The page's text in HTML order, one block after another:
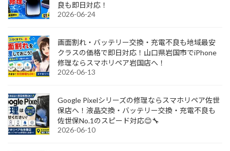
良も即日対応！
2026-06-24
画面割れ・バッテリー交換・充電不良も地域最安
クラスの価格で即日対応！山口県岩国市でiPhone
修理ならスマホリペア岩国店へ！
2026-06-13
Google Pixelシリーズの修理ならスマホリペア佐世
保店へ！液晶交換・バッテリー交換・充電不良も
佐世保No.1のスピード対応😊🔧
2026-06-10